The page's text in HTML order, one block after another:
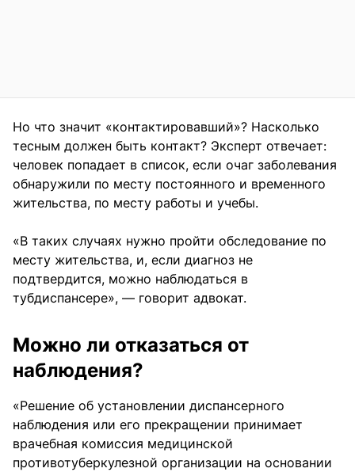
Но что значит «контактировавший»? Насколько
тесным должен быть контакт? Эксперт отвечает:
человек попадает в список, если очаг заболевания
обнаружили по месту постоянного и временного
жительства, по месту работы и учебы.
«В таких случаях нужно пройти обследование по
месту жительства, и, если диагноз не
подтвердится, можно наблюдаться в
тубдиспансере», — говорит адвокат.
Можно ли отказаться от
наблюдения?
«Решение об установлении диспансерного
наблюдения или его прекращении принимает
врачебная комиссия медицинской
противотуберкулезной организации на основании